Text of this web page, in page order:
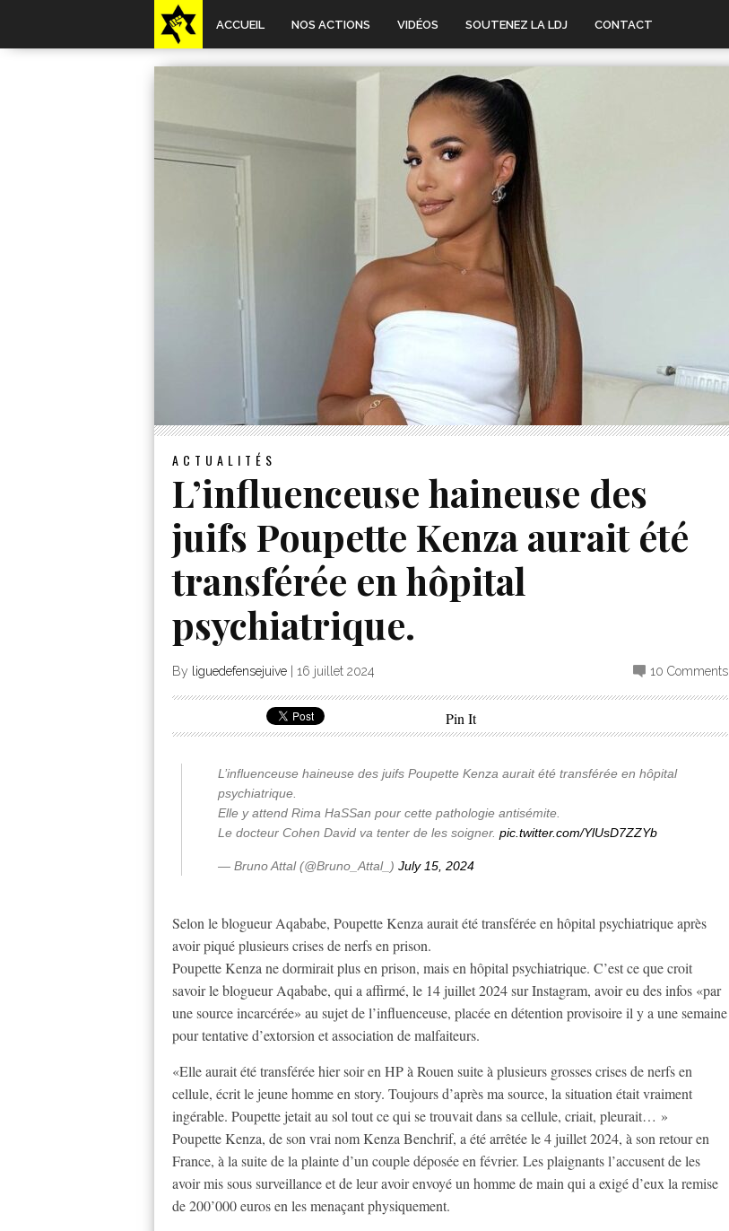
ACCUEIL NOS ACTIONS VIDÉOS SOUTENEZ LA LDJ CONTACT
ACTUALITÉS
L’influenceuse haineuse des
juifs Poupette Kenza aurait été
transférée en hôpital
psychiatrique.
By liguedefensejuive 16 juillet 2024 10 Comments
Pin It
L’influenceuse haineuse des juifs Poupette Kenza aurait été transférée en hôpital
psychiatrique.
Elle y attend Rima HaSSan pour cette pathologie antisémite.
Le docteur Cohen David va tenter de les soigner. pic.twitter.com/YlUsD7ZZYb
— Bruno Attal (@Bruno_Attal_) July 15, 2024
Selon le blogueur Aqababe, Poupette Kenza aurait été transférée en hôpital psychiatrique après
avoir piqué plusieurs crises de nerfs en prison.
Poupette Kenza ne dormirait plus en prison, mais en hôpital psychiatrique. C’est ce que croit
savoir le blogueur Aqababe, qui a affirmé, le 14 juillet 2024 sur Instagram, avoir eu des infos «par
une source incarcérée» au sujet de l’influenceuse, placée en détention provisoire il y a une semaine
pour tentative d’extorsion et association de malfaiteurs.
«Elle aurait été transférée hier soir en HP à Rouen suite à plusieurs grosses crises de nerfs en
cellule, écrit le jeune homme en story. Toujours d’après ma source, la situation était vraiment
ingérable. Poupette jetait au sol tout ce qui se trouvait dans sa cellule, criait, pleurait… »
Poupette Kenza, de son vrai nom Kenza Benchrif, a été arrêtée le 4 juillet 2024, à son retour en
France, à la suite de la plainte d’un couple déposée en février. Les plaignants l’accusent de les
avoir mis sous surveillance et de leur avoir envoyé un homme de main qui a exigé d’eux la remise
de 200’000 euros en les menaçant physiquement.